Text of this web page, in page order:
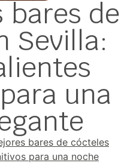
bares de
Sevilla:
una
bares de cócteles
para una noche